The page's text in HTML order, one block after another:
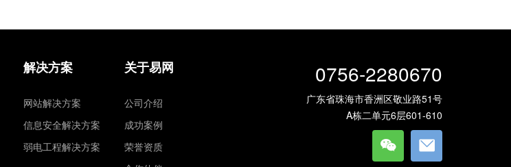
解决方案
网站解决方案
信息安全解决方案
弱电工程解决方案
关于易网
公司介绍
成功案例
荣誉资质
0756-2280670
广东省珠海市香洲区敬业路51号
A栋二单元6层601-610